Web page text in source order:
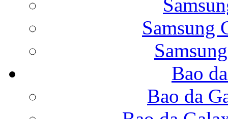
Nắp lưng Samsung
Samsung
Bao
Bao da